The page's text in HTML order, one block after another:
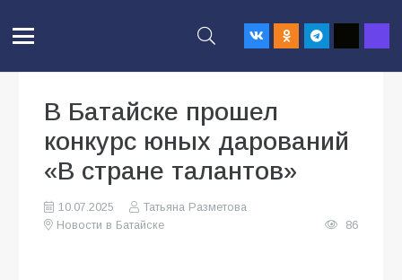
В Батайске прошел
конкурс юных дарований
«В стране талантов»
10.07.2025
Татьяна Разметова
Новости в Батайске
86